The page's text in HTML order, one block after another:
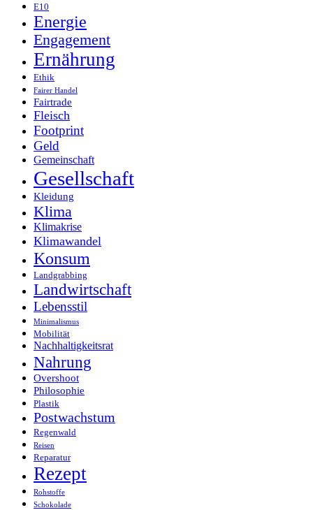
E10
Energie
Engagement
Ernährung
Ethik
Fairer Handel
Fairtrade
Fleisch
Footprint
Geld
Gemeinschaft
Gesellschaft
Kleidung
Klima
Klimakrise
Klimawandel
Konsum
Landgrabbing
Landwirtschaft
Lebensstil
Minimalismus
Mobilität
Nachhaltigkeitsrat
Nahrung
Overshoot
Philosophie
Plastik
Postwachstum
Regenwald
Reisen
Reparatur
Rezept
Rohstoffe
Schokolade